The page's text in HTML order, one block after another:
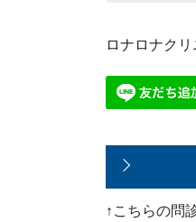
ロナロナク
↑こちらの問